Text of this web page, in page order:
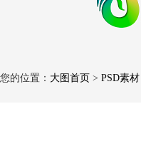
您的位置： 大图首页 > PSD素材